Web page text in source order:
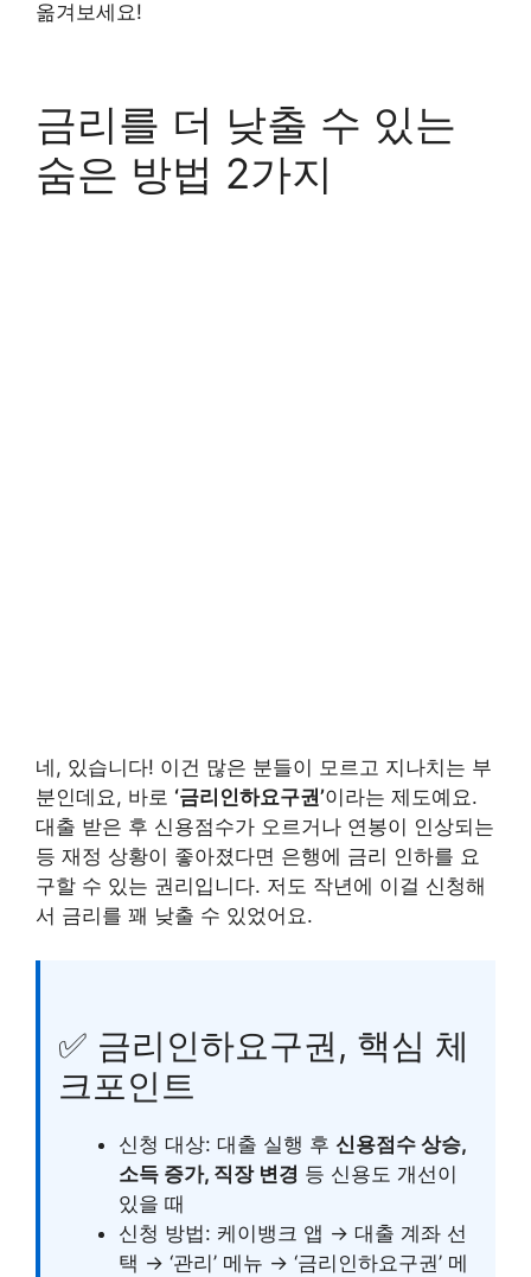
옮겨보세요!
금리를 더 낮출 수 있는
숨은 방법 2가지
네, 있습니다! 이건 많은 분들이 모르고 지나치는 부
분인데요, 바로 ‘금리인하요구권’이라는 제도예요.
대출 받은 후 신용점수가 오르거나 연봉이 인상되는
등 재정 상황이 좋아졌다면 은행에 금리 인하를 요
구할 수 있는 권리입니다. 저도 작년에 이걸 신청해
서 금리를 꽤 낮출 수 있었어요.
✅ 금리인하요구권, 핵심 체
크포인트
신청 대상: 대출 실행 후 신용점수 상승,
소득 증가, 직장 변경 등 신용도 개선이
있을 때
신청 방법: 케이뱅크 앱 → 대출 계좌 선
택 → ‘관리’ 메뉴 → ‘금리인하요구권’ 메